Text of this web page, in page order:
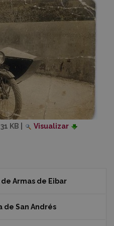
31 KB
Visualizar
Armas de Eibar
de San Andrés